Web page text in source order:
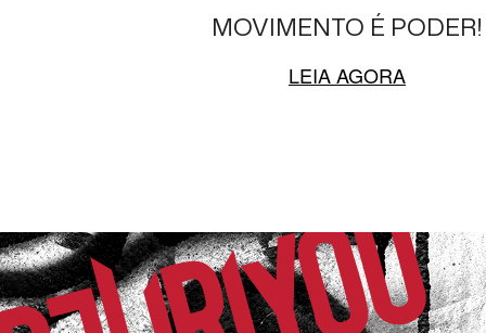
MOVIMENTO É PODER!
LEIA AGORA